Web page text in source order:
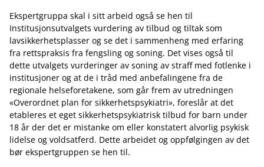
Ekspertgruppa skal i sitt arbeid også se hen til
Institusjonsutvalgets vurdering av tilbud og tiltak som
lavsikkerhetsplasser og se det i sammenheng med erfaring
fra rettspraksis fra fengsling og soning. Det vises også til
dette utvalgets vurderinger av soning av straff med fotlenke i
institusjoner og at de i tråd med anbefalingene fra de
regionale helseforetakene, som går frem av utredningen
«Overordnet plan for sikkerhetspsykiatri», foreslår at det
etableres et eget sikkerhetspsykiatrisk tilbud for barn under
18 år der det er mistanke om eller konstatert alvorlig psykisk
lidelse og voldsatferd. Dette arbeidet og oppfølgingen av det
bør ekspertgruppen se hen til.